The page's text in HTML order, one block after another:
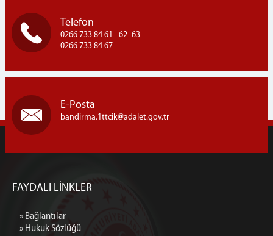
Telefon
0266 733 84 61 - 62- 63
0266 733 84 67
E-Posta
bandirma.1ttcik adalet.gov.tr
FAYDALI LİNKLER
» Bağlantılar
» Hukuk Sözlüğü